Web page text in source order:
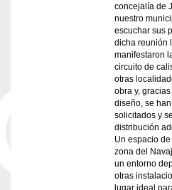
concejalía de
nuestro
escuchar sus
dicha reunión
manifestaron
circuito de
otras
obra y,
diseño, se
solicitados y
distribución
Un espacio
zona del
un entorno
otras
lugar ideal